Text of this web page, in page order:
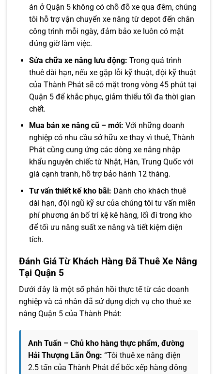
án ở Quận 5 không có chỗ đỗ xe qua đêm, chúng
tôi hỗ trợ vận chuyển xe nâng từ depot đến chân
công trình mỗi ngày, đảm bảo xe luôn có mặt
đúng giờ làm việc.
Sửa chữa xe nâng lưu động: Trong quá trình
thuê dài hạn, nếu xe gặp lỗi kỹ thuật, đội kỹ thuật
của Thành Phát sẽ có mặt trong vòng 45 phút tại
Quận 5 để khắc phục, giảm thiểu tối đa thời gian
chết.
Mua bán xe nâng cũ – mới: Với những doanh
nghiệp có nhu cầu sở hữu xe thay vì thuê, Thành
Phát cũng cung ứng các dòng xe nâng nhập
khẩu nguyên chiếc từ Nhật, Hàn, Trung Quốc với
giá cạnh tranh, hỗ trợ bảo hành 12 tháng.
Tư vấn thiết kế kho bãi: Dành cho khách thuê
dài hạn, đội ngũ kỹ sư của chúng tôi tư vấn miễn
phí phương án bố trí kệ kê hàng, lối đi trong kho
để tối ưu năng suất xe nâng và tiết kiệm diện
tích.
Đánh Giá Từ Khách Hàng Đã Thuê Xe Nâng
Tại Quận 5
Dưới đây là một số phản hồi thực tế từ các doanh
nghiệp và cá nhân đã sử dụng dịch vụ cho thuê xe
nâng Quận 5 của Thành Phát:
Anh Tuấn – Chủ kho hàng thực phẩm, đường
Hải Thượng Lãn Ông: “Tôi thuê xe nâng điện
2.5 tấn của Thành Phát để bốc xếp hàng đông